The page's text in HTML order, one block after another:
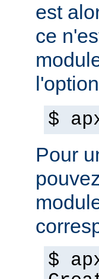
est
ce
l'option
$
Pour
$